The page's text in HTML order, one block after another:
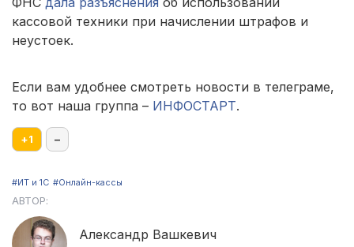
кассовой техники при начислении штрафов и
неустоек.
Если вам удобнее смотреть новости в телеграме,
то вот наша группа – ИНФОСТАРТ.
+1 –
#ИТ и 1С #Онлайн-кассы
АВТОР:
Александр Вашкевич